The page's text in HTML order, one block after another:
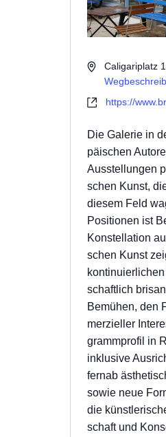
AdresseCaligariplatz
Webseite
https://
Die Galerie in
päi­schen
Aus­stel­lun­gen
schen Kunst,
die­sem Feld
Posi­tio­nen ist
Kon­stel­la­ti­on
schen Kunst
schaft­lich
Bemü­hen, den
mer­zi­el­ler
gramm­pro­fil in
inklu­si­ve
fern­ab
sowie neue
die
schaft und